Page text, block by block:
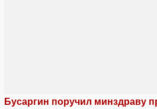
Бусаргин поручил минздраву